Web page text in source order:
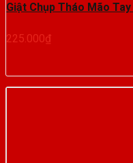
Giật Chụp Tháo Mão Tay
225.000₫